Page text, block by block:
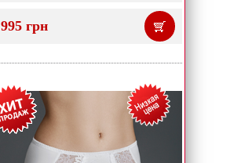
995 грн